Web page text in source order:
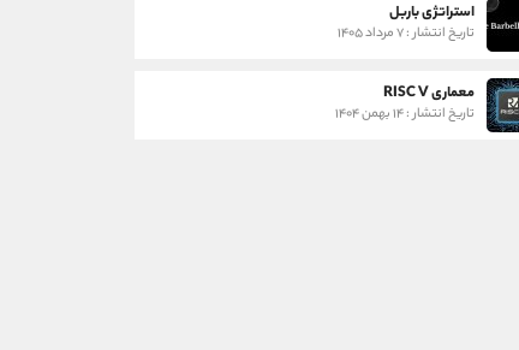
استراتژی باربل
تاریخ انتشار : ۷ مرداد ۱۴۰۵
معماری RISC V
تاریخ انتشار : ۱۴ بهمن ۱۴۰۴